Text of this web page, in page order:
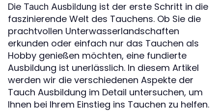
Die Tauch Ausbildung ist der erste Schritt in die
faszinierende Welt des Tauchens. Ob Sie die
prachtvollen Unterwasserlandschaften
erkunden oder einfach nur das Tauchen als
Hobby genießen möchten, eine fundierte
Ausbildung ist unerlässlich. In diesem Artikel
werden wir die verschiedenen Aspekte der
Tauch Ausbildung im Detail untersuchen, um
Ihnen bei Ihrem Einstieg ins Tauchen zu helfen.